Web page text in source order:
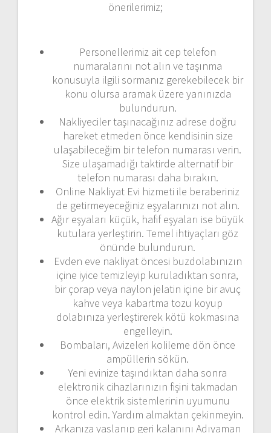
önerilerimiz;
Personellerimiz ait cep telefon
numaralarını not alın ve taşınma
konusuyla ilgili sormanız gerekebilecek bir
konu olursa aramak üzere yanınızda
bulundurun.
Nakliyeciler taşınacağınız adrese doğru
hareket etmeden önce kendisinin size
ulaşabileceğim bir telefon numarası verin.
Size ulaşamadığı taktirde alternatif bir
telefon numarası daha bırakın.
Online Nakliyat Evi hizmeti ile beraberiniz
de getirmeyeceğiniz eşyalarınızı not alın.
Ağır eşyaları küçük, hafif eşyaları ise büyük
kutulara yerleştirin. Temel ihtiyaçları göz
önünde bulundurun.
Evden eve nakliyat öncesi buzdolabınızın
içine iyice temizleyip kuruladıktan sonra,
bir çorap veya naylon jelatin içine bir avuç
kahve veya kabartma tozu koyup
dolabınıza yerleştirerek kötü kokmasına
engelleyin.
Bombaları, Avizeleri kolileme dön önce
ampüllerin sökün.
Yeni evinize taşındıktan daha sonra
elektronik cihazlarınızın fişini takmadan
önce elektrik sistemlerinin uyumunu
kontrol edin. Yardım almaktan çekinmeyin.
Arkanıza yaslanıp geri kalanını Adıyaman